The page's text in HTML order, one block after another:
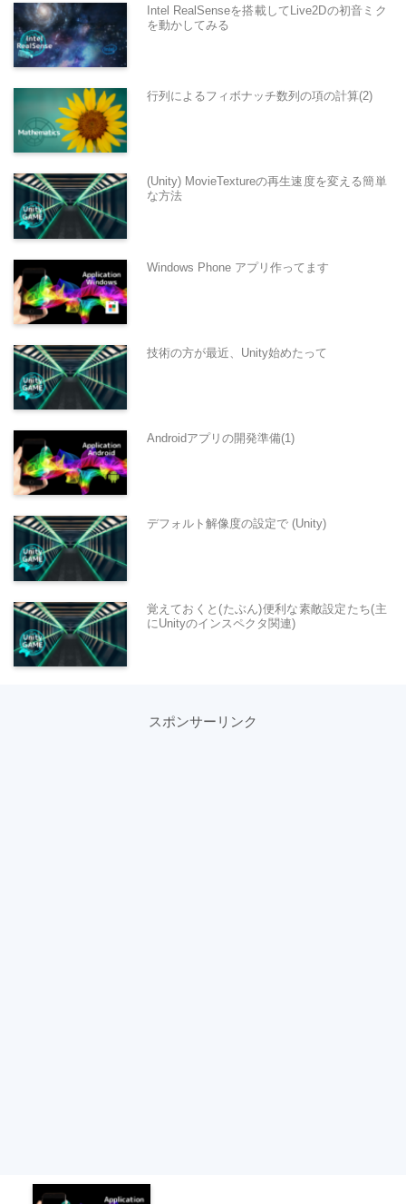
Intel RealSenseを搭載してLive2Dの初音ミク
を動かしてみる
行列によるフィボナッチ数列の項の計算(2)
(Unity) MovieTextureの再生速度を変える簡単
な方法
Windows Phone アプリ作ってます
技術の方が最近、Unity始めたって
Androidアプリの開発準備(1)
デフォルト解像度の設定で (Unity)
覚えておくと(たぶん)便利な素敵設定たち(主
にUnityのインスペクタ関連)
スポンサーリンク